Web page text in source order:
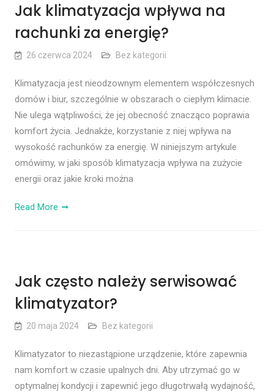
Jak klimatyzacja wpływa na
rachunki za energię?
26 czerwca 2024 Bez kategorii
Klimatyzacja jest nieodzownym elementem współczesnych
domów i biur, szczególnie w obszarach o ciepłym klimacie.
Nie ulega wątpliwości, że jej obecność znacząco poprawia
komfort życia. Jednakże, korzystanie z niej wpływa na
wysokość rachunków za energię. W niniejszym artykule
omówimy, w jaki sposób klimatyzacja wpływa na zużycie
energii oraz jakie kroki można
Read More
Jak często należy serwisować
klimatyzator?
20 maja 2024 Bez kategorii
Klimatyzator to niezastąpione urządzenie, które zapewnia
nam komfort w czasie upalnych dni. Aby utrzymać go w
optymalnej kondycji i zapewnić jego długotrwałą wydajność,